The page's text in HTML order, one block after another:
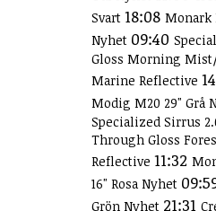
Svart 18:08 Monark
Nyhet 09:40
Gloss Morning
Marine Reflective
Modig M20 29" Grå
Specialized Sirrus
Through Gloss
Reflective 11:32
16" Rosa Nyhet
Grön Nyhet 21:31